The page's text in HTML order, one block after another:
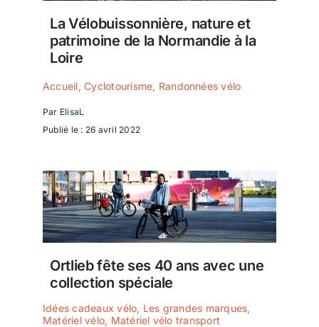
La Vélobuissonnière, nature et
patrimoine de la Normandie à la
Loire
Accueil,Cyclotourisme, Randonnées vélo
Par ElisaL
Publié le : 26 avril 2022
Ortlieb fête ses 40 ans avec une
collection spéciale
Idées cadeaux vélo, Les grandes marques,
Matériel vélo, Matériel vélo transport